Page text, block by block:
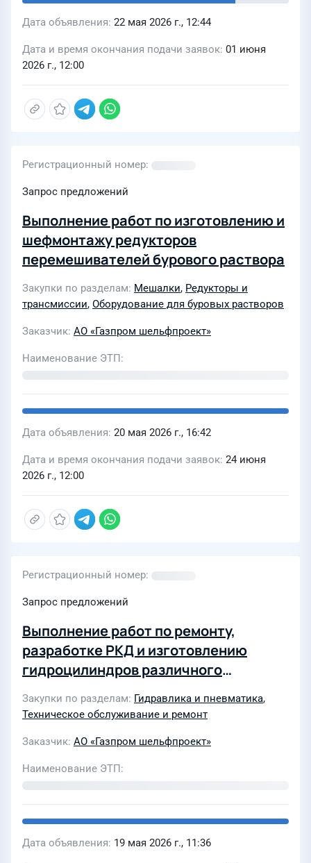
Дата объявления 22 мая 2026 г., 12:44
Дата и время окончания подачи заявок 01 июня
2026 г., 12:00
Регистрационный номер
Запрос предложений
Выполнение работ по изготовлению и
шефмонтажу редукторов
перемешивателей бурового раствора
Закупки по разделам Мешалки, Редукторы и
трансмиссии, Оборудование для буровых растворов
Заказчик АО «Газпром шельфпроект»
Наименование ЭТП
Дата объявления 20 мая 2026 г., 16:42
Дата и время окончания подачи заявок 24 июня
2026 г., 12:00
Регистрационный номер
Запрос предложений
Выполнение работ по ремонту,
разработке РКД и изготовлению
гидроцилиндров различного
Закупки по разделам Гидравлика и пневматика,
Техническое обслуживание и ремонт
Заказчик АО «Газпром шельфпроект»
Наименование ЭТП
Дата объявления 19 мая 2026 г., 11:36